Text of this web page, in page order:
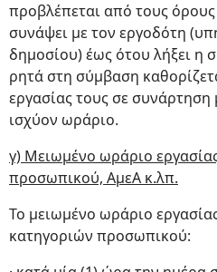
προβλέπεται από τους
συνάψει με τον εργοδότη
δημοσίου) έως ότου λήξει η
ρητά στη σύμβαση
εργασίας τους σε συνάρτηση
ισχύον ωράριο.
γ) Μειωμένο ωράριο εργασίας
προσωπικού, ΑμεΑ κ.λπ.
Το μειωμένο ωράριο
κατηγοριών προσωπικού: